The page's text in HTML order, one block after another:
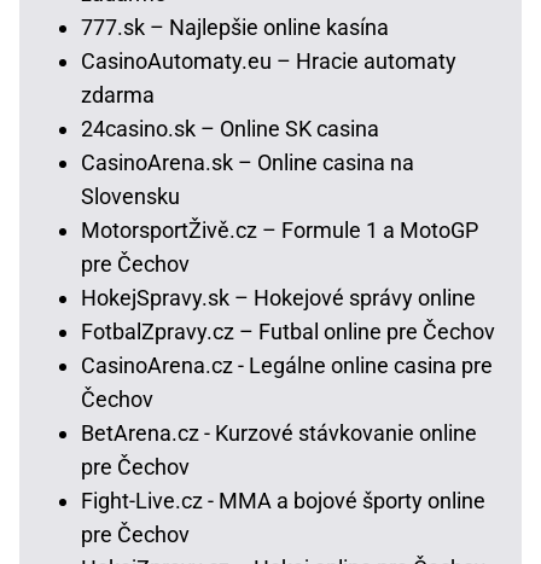
777.sk – Najlepšie online kasína
CasinoAutomaty.eu – Hracie automaty
zdarma
24casino.sk – Online SK casina
CasinoArena.sk – Online casina na
Slovensku
MotorsportŽivě.cz – Formule 1 a MotoGP
pre Čechov
HokejSpravy.sk – Hokejové správy online
FotbalZpravy.cz – Futbal online pre Čechov
CasinoArena.cz - Legálne online casina pre
Čechov
BetArena.cz - Kurzové stávkovanie online
pre Čechov
Fight-Live.cz - MMA a bojové športy online
pre Čechov